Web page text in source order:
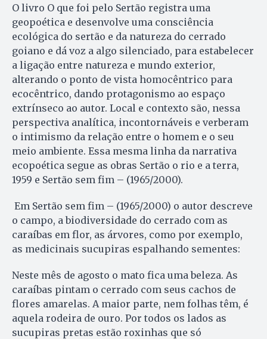
O livro O que foi pelo Sertão registra uma
geopoética e desenvolve uma consciência
ecológica do sertão e da natureza do cerrado
goiano e dá voz a algo silenciado, para estabelecer
a ligação entre natureza e mundo exterior,
alterando o ponto de vista homocêntrico para
ecocêntrico, dando protagonismo ao espaço
extrínseco ao autor. Local e contexto são, nessa
perspectiva analítica, incontornáveis e verberam
o intimismo da relação entre o homem e o seu
meio ambiente. Essa mesma linha da narrativa
ecopoética segue as obras Sertão o rio e a terra,
1959 e Sertão sem fim – (1965/2000).
Em Sertão sem fim – (1965/2000) o autor descreve
o campo, a biodiversidade do cerrado com as
caraíbas em flor, as árvores, como por exemplo,
as medicinais sucupiras espalhando sementes:
Neste mês de agosto o mato fica uma beleza. As
caraíbas pintam o cerrado com seus cachos de
flores amarelas. A maior parte, nem folhas têm, é
aquela rodeira de ouro. Por todos os lados as
sucupiras pretas estão roxinhas que só